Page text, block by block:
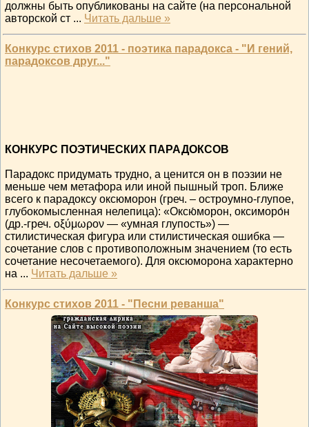
должны быть опубликованы на сайте (на персональной
авторской ст ... Читать дальше »
Конкурс стихов 2011 - поэтика парадокса - "И гений,
парадоксов друг..."
КОНКУРС ПОЭТИЧЕСКИХ ПАРАДОКСОВ
Парадокс придумать трудно, а ценится он в поэзии не
меньше чем метафора или иной пышный троп. Ближе
всего к парадоксу оксюморон (греч. – остроумно-глупое,
глубокомысленная нелепица): «Оксю́морон, оксиморо́н
(др.-греч. οξύμωρον — «умная глупость») —
стилистическая фигура или стилистическая ошибка —
сочетание слов с противоположным значением (то есть
сочетание несочетаемого). Для оксюморона характерно
на ... Читать дальше »
Конкурс стихов 2011 - "Песни реванша"